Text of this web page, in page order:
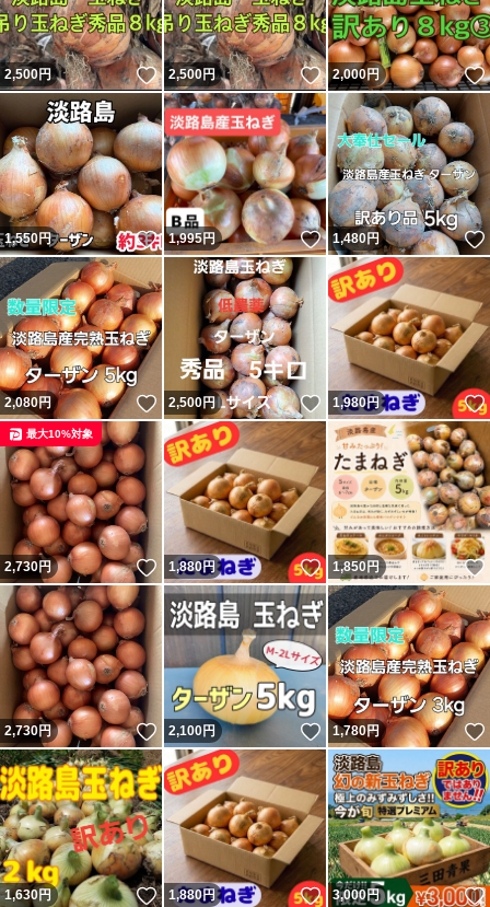
2,500円 いいね！
2,500円 いいね！
2,000円
1,550円 いいね！
1,995円 いいね！
1,480円
2,080円 いいね！
2,500円 いいね！
1,980円
2,730円 いいね！
最大10%対象
1,880円 いいね！
1,850 円
2,730円 いいね！
2,100円 いいね！
1,780円
1,630円 いいね！
1,880円 いいね！
3,000円